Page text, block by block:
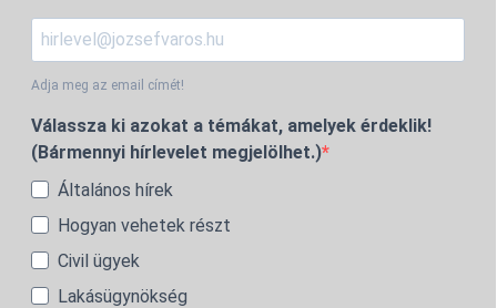
Adja meg az email címét!
Válassza ki azokat a témákat, amelyek érdeklik!
(Bármennyi hírlevelet megjelölhet.)
Általános hírek
Hogyan vehetek részt
Civil ügyek
Lakásügynökség